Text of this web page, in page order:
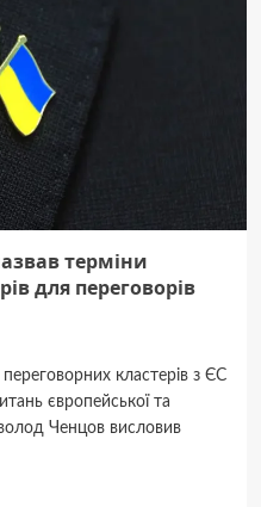
терміни
для переговорів
переговорних кластерів з ЄС
європейської та
Ченцов висловив